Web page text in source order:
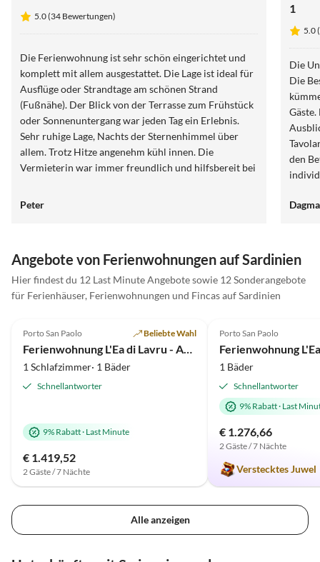
5.0 (34 Bewertungen)
Die Ferienwohnung ist sehr schön eingerichtet und
komplett mit allem ausgestattet. Die Lage ist ideal für
Ausflüge oder Strandtage am schönen Strand
(Fußnähe). Der Blick von der Terrasse zum Frühstück
oder Sonnenuntergang war jeden Tag ein Erlebnis.
Sehr ruhige Lage, Nachts der Sternenhimmel über
allem. Trotz Hitze angenehm kühl innen. Die
Vermieterin war immer freundlich und hilfsbereit bei
Empfehlenswert. Gerne wieder.
Peter
1
5.0
Die
Die
Tavolara.
den
Angebote von Ferienwohnungen auf Sardinien
Hier findest du 12 Last Minute Angebote sowie 12 Sonderangebote
für Ferienhäuser, Ferienwohnungen und Fincas auf Sardinien
Porto San Paolo Beliebte Wahl
Ferienwohnung L'Ea di Lavru - Apt 1
1 Schlafzimmer· 1 Bäder
Schnellantworter
9% Rabatt· Last Minute
€ 1.419,52
2 Gäste / 7 Nächte
Porto San Paolo
1 Bäder
Schnellantworter
9% Rabatt· Last
€ 1.276,66
2 Gäste / 7 Nächte
Verstecktes Juwel
Alle anzeigen